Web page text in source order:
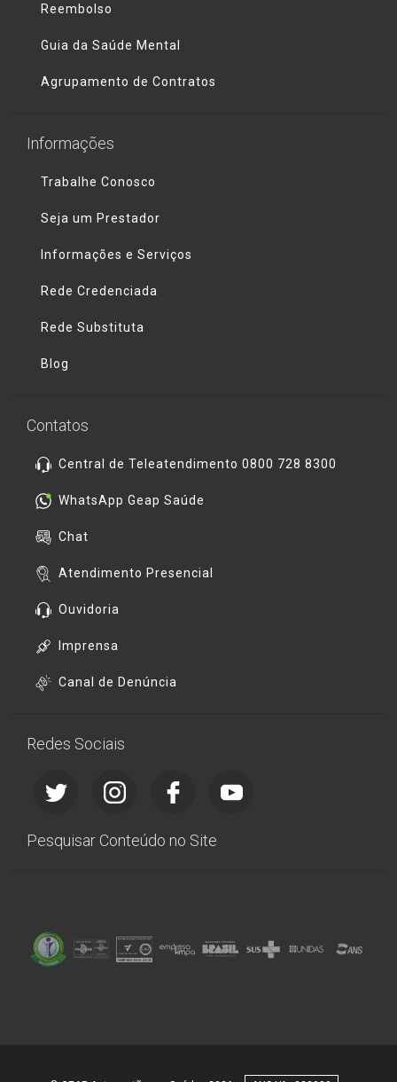
Reembolso
Guia da Saúde Mental
Agrupamento de Contratos
Informações
Trabalhe Conosco
Seja um Prestador
Informações e Serviços
Rede Credenciada
Rede Substituta
Blog
Contatos
Central de Teleatendimento 0800 728 8300
WhatsApp Geap Saúde
Chat
Atendimento Presencial
Ouvidoria
Imprensa
Canal de Denúncia
Redes Sociais
Pesquisar Conteúdo no Site